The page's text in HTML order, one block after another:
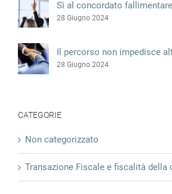
Sì al concordato
28 Giugno 2024
Il percorso non impedisce
28 Giugno 2024
CATEGORIE
Non categorizzato
Transazione Fiscale e fiscalità della